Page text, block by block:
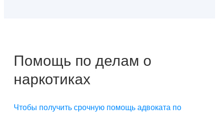
Помощь по делам о
наркотиках
Чтобы получить срочную помощь адвоката по